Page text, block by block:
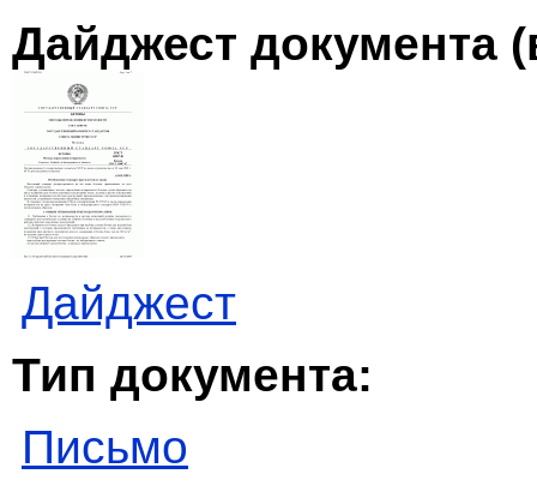
Дайджест документа
Дайджест
Тип документа:
Письмо